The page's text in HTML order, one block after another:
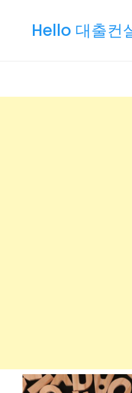
Hello 대출컨